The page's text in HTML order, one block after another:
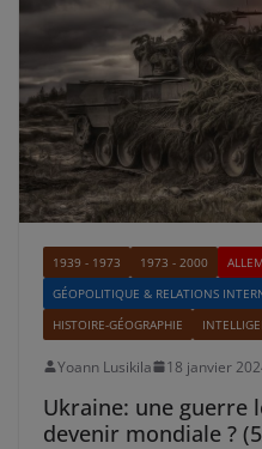
1939 - 1973 1973 - 2000
GÉOPOLITIQUE & RELATIONS
HISTOIRE-GÉOGRAPHIE
Yoann Lusikila 18 janvier
Ukraine: une guerre
devenir mondiale ?